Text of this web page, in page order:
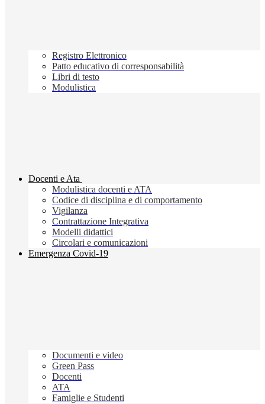
Registro Elettronico
Patto educativo di corresponsabilità
Libri di testo
Modulistica
Docenti e Ata
Modulistica docenti e ATA
Codice di disciplina e di comportamento
Vigilanza
Contrattazione Integrativa
Modelli didattici
Circolari e comunicazioni
Emergenza Covid-19
Documenti e video
Green Pass
Docenti
ATA
Famiglie e Studenti